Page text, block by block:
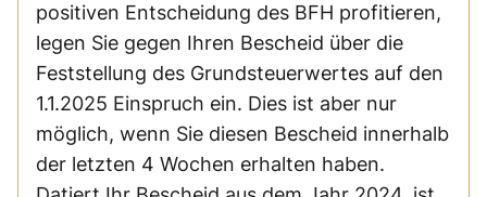
positiven Entscheidung des BFH profitieren,
legen Sie gegen Ihren Bescheid über die
Feststellung des Grundsteuerwertes auf den
1.1.2025 Einspruch ein. Dies ist aber nur
möglich, wenn Sie diesen Bescheid innerhalb
der letzten 4 Wochen erhalten haben.